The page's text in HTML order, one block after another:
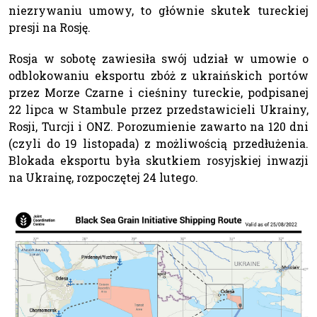
niezrywaniu umowy, to głównie skutek tureckiej
presji na Rosję.
Rosja w sobotę zawiesiła swój udział w umowie o
odblokowaniu eksportu zbóż z ukraińskich portów
przez Morze Czarne i cieśniny tureckie, podpisanej
22 lipca w Stambule przez przedstawicieli Ukrainy,
Rosji, Turcji i ONZ. Porozumienie zawarto na 120 dni
(czyli do 19 listopada) z możliwością przedłużenia.
Blokada eksportu była skutkiem rosyjskiej inwazji
na Ukrainę, rozpoczętej 24 lutego.